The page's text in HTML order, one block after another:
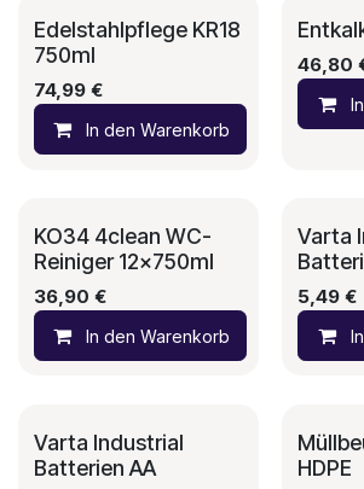
Edelstahlpflege KR18
750ml
74,99€
In den Warenkorb
46,80
KO34 4clean WC-
Reiniger 12x750ml
36,90 €
In den Warenkorb
Varta
5,49 €
Varta Industrial
Batterien AA
HDPE